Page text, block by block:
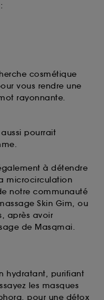
cosmétique
vous rendre une
rayonnante.
pourrait
à détendre
microcirculation
notre communauté
Skin Gim, ou
après avoir
de Masqmai.
hydratant, purifiant
les masques
pour une détox